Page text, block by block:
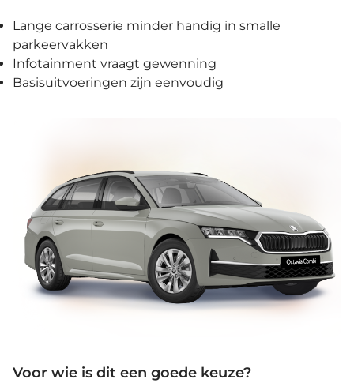
Lange carrosserie minder handig in smalle
parkeervakken
Infotainment vraagt gewenning
Basisuitvoeringen zijn eenvoudig
Voor wie is dit een goede keuze?